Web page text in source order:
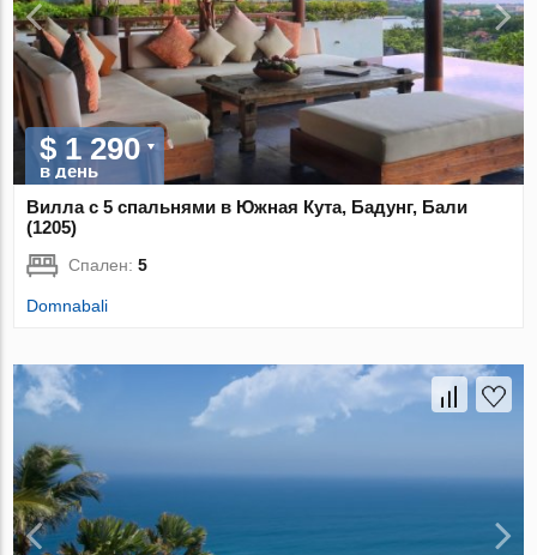
$ 1 290
в день
Вилла с 5 спальнями в Южная Кута, Бадунг, Бали
(1205)
Спален:5
Domnabali